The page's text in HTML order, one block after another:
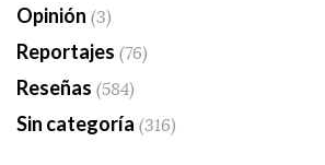
Opinión (3)
Reportajes (76)
Reseñas (584)
Sin categoría (316)